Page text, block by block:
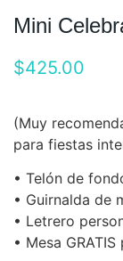
Mini
$425.00
(Muy
para fiestas
• Telón de
• Guirnalda de
• Letrero
• Mesa